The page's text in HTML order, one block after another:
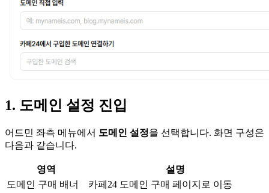
1. 도메인 설정 진입
어드민 좌측 메뉴에서 도메인 설정을 선택합니다. 화면 구성은
다음과 같습니다.
영역
설명
도메인 구매 배너
카페24 도메인 구매 페이지로 이동